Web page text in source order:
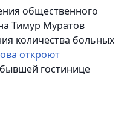
общественного
Тимур Муратов
количества больных
откроют
гостинице